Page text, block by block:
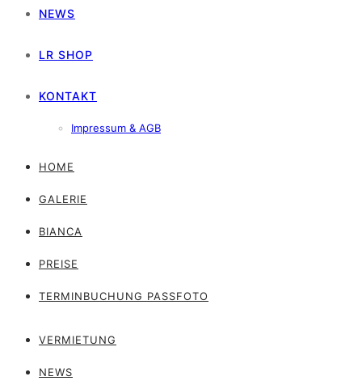
NEWS
LR SHOP
KONTAKT
Impressum & AGB
HOME
GALERIE
BIANCA
PREISE
TERMINBUCHUNG PASSFOTO
VERMIETUNG
NEWS